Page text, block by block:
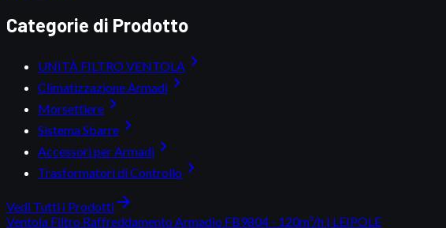
Categorie di Prodotto
UNITÀ FILTRO VENTOLA chevron_right
Climatizzazione Armadi chevron_right
Morsettiere chevron_right
Sistema Sbarre chevron_right
Accessori per Armadi chevron_right
Trasformatori di Controllo chevron_right
Vedi Tutti i Prodotti arrow_forward
Ventola Filtro Raffreddamento Armadio FB9804 - 120m³/h | LEIPOLE